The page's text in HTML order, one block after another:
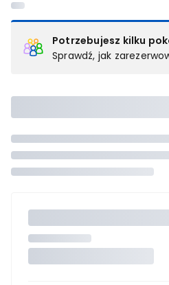
Potrzebujesz kilku
Sprawdź, jak
pokoju (lub apartamencie, willi itd.).
i zarezerwuj ją. Zrób oddzielne
kolejnego pokoju lubskontaktuj
zamówienie u naszego doradcy.
Maksymalna liczba uczestników
maksymalny limit dla 1 pokoju.